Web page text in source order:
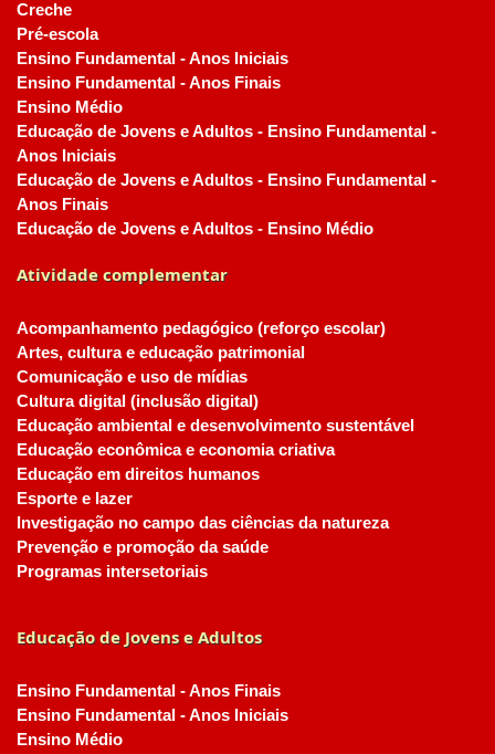
Creche
Pré-escola
Ensino Fundamental - Anos Iniciais
Ensino Fundamental - Anos Finais
Ensino Médio
Educação de Jovens e Adultos - Ensino Fundamental -
Anos Iniciais
Educação de Jovens e Adultos - Ensino Fundamental -
Anos Finais
Educação de Jovens e Adultos - Ensino Médio
Atividade complementar
Acompanhamento pedagógico (reforço escolar)
Artes, cultura e educação patrimonial
Comunicação e uso de mídias
Cultura digital (inclusão digital)
Educação ambiental e desenvolvimento sustentável
Educação econômica e economia criativa
Educação em direitos humanos
Esporte e lazer
Investigação no campo das ciências da natureza
Prevenção e promoção da saúde
Programas intersetoriais
Educação de Jovens e Adultos
Ensino Fundamental - Anos Finais
Ensino Fundamental - Anos Iniciais
Ensino Médio